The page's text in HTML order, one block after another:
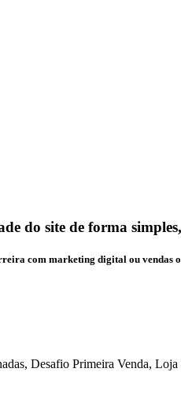
do site de forma
com marketing digital ou vendas
Desafio Primeira Venda,